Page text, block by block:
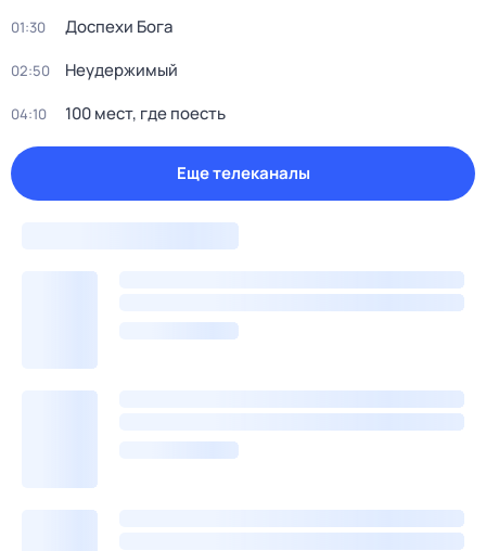
01:30 Доспехи Бога
02:50 Неудержимый
04:10 100 мест, где поесть
Еще телеканалы